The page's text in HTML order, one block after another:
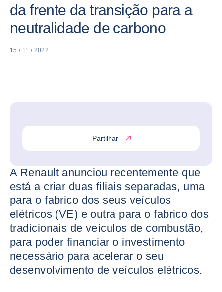
da frente da transição para a
neutralidade de carbono
15 / 11 / 2022
Partilhar
A Renault anunciou recentemente que
está a criar duas filiais separadas, uma
para o fabrico dos seus veículos
elétricos (VE) e outra para o fabrico dos
tradicionais de veículos de combustão,
para poder financiar o investimento
necessário para acelerar o seu
desenvolvimento de veículos elétricos.